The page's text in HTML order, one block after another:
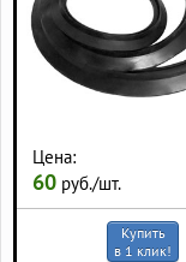
Цена:
60 руб./шт.
Купить
в 1 клик!